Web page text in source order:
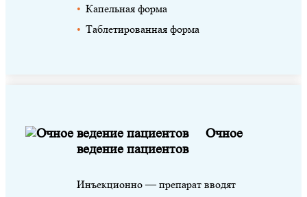
Капельная форма
Таблетированная форма
Очное
ведение пациентов
Инъекционно — препарат вводят